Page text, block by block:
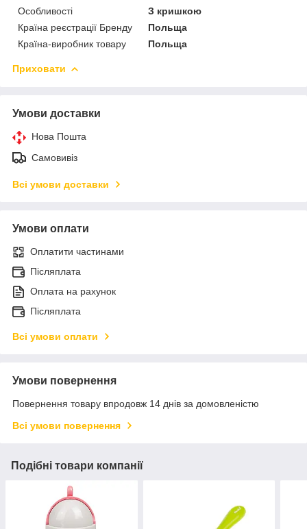
Особливості
З кришкою
Країна реєстрації Бренду
Польща
Країна-виробник товару
Польща
Приховати
Умови доставки
Нова Пошта
Самовивіз
Всі умови доставки
Умови оплати
Оплатити частинами
Післяплата
Оплата на рахунок
Післяплата
Всі умови оплати
Умови повернення
Повернення товару впродовж 14 днів за домовленістю
Всі умови повернення
Подібні товари компанії